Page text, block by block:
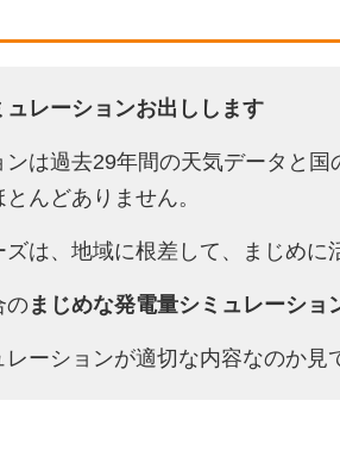
ュレーションお出しします
ンは過去29年間の天気データと
んどありません。
は、地域に根差して、まじめに
のまじめな発電量シミュレーショ
レーションが適切な内容なのか